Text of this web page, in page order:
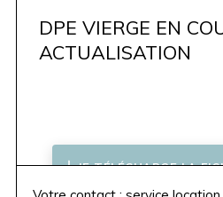
DPE VIERGE EN
ACTUALISATION
JE TÉLÉCHARGE LA